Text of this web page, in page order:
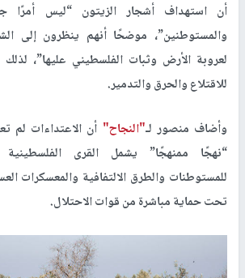
أن استهداف أشجار الزيتون “ليس أمرًا
والمستوطنين”، موضحًا أنهم ينظرون إلى
لعروبة الأرض وثبات الفلسطيني عليها”،
للاقتلاع والحرق والتدمير.
وأضاف منصور لـ"النجاح" أن الاعتداءات لم
“نهجًا ممنهجًا” يشمل القرى الفلسطينية
للمستوطنات والطرق الالتفافية والمعسكرات
تحت حماية مباشرة من قوات الاحتلال.